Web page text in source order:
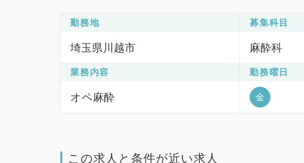
勤務地
埼玉県川越市
募集科目
麻酔科
業務内容
オペ麻酔
勤務曜日
金
この求人と条件が近い求人